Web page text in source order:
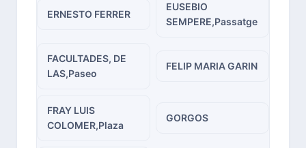
ERNESTO FERRER
EUSEBIO
SEMPERE,Passatge
FACULTADES, DE
LAS,Paseo
FELIP MARIA GARIN
FRAY LUIS
COLOMER,Plaza
GORGOS